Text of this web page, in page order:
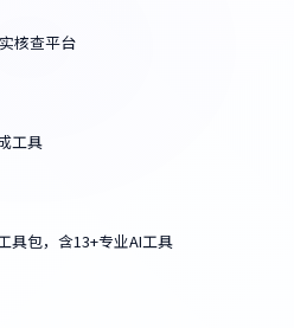
核查平台
工具
具包，含13+专业AI工具